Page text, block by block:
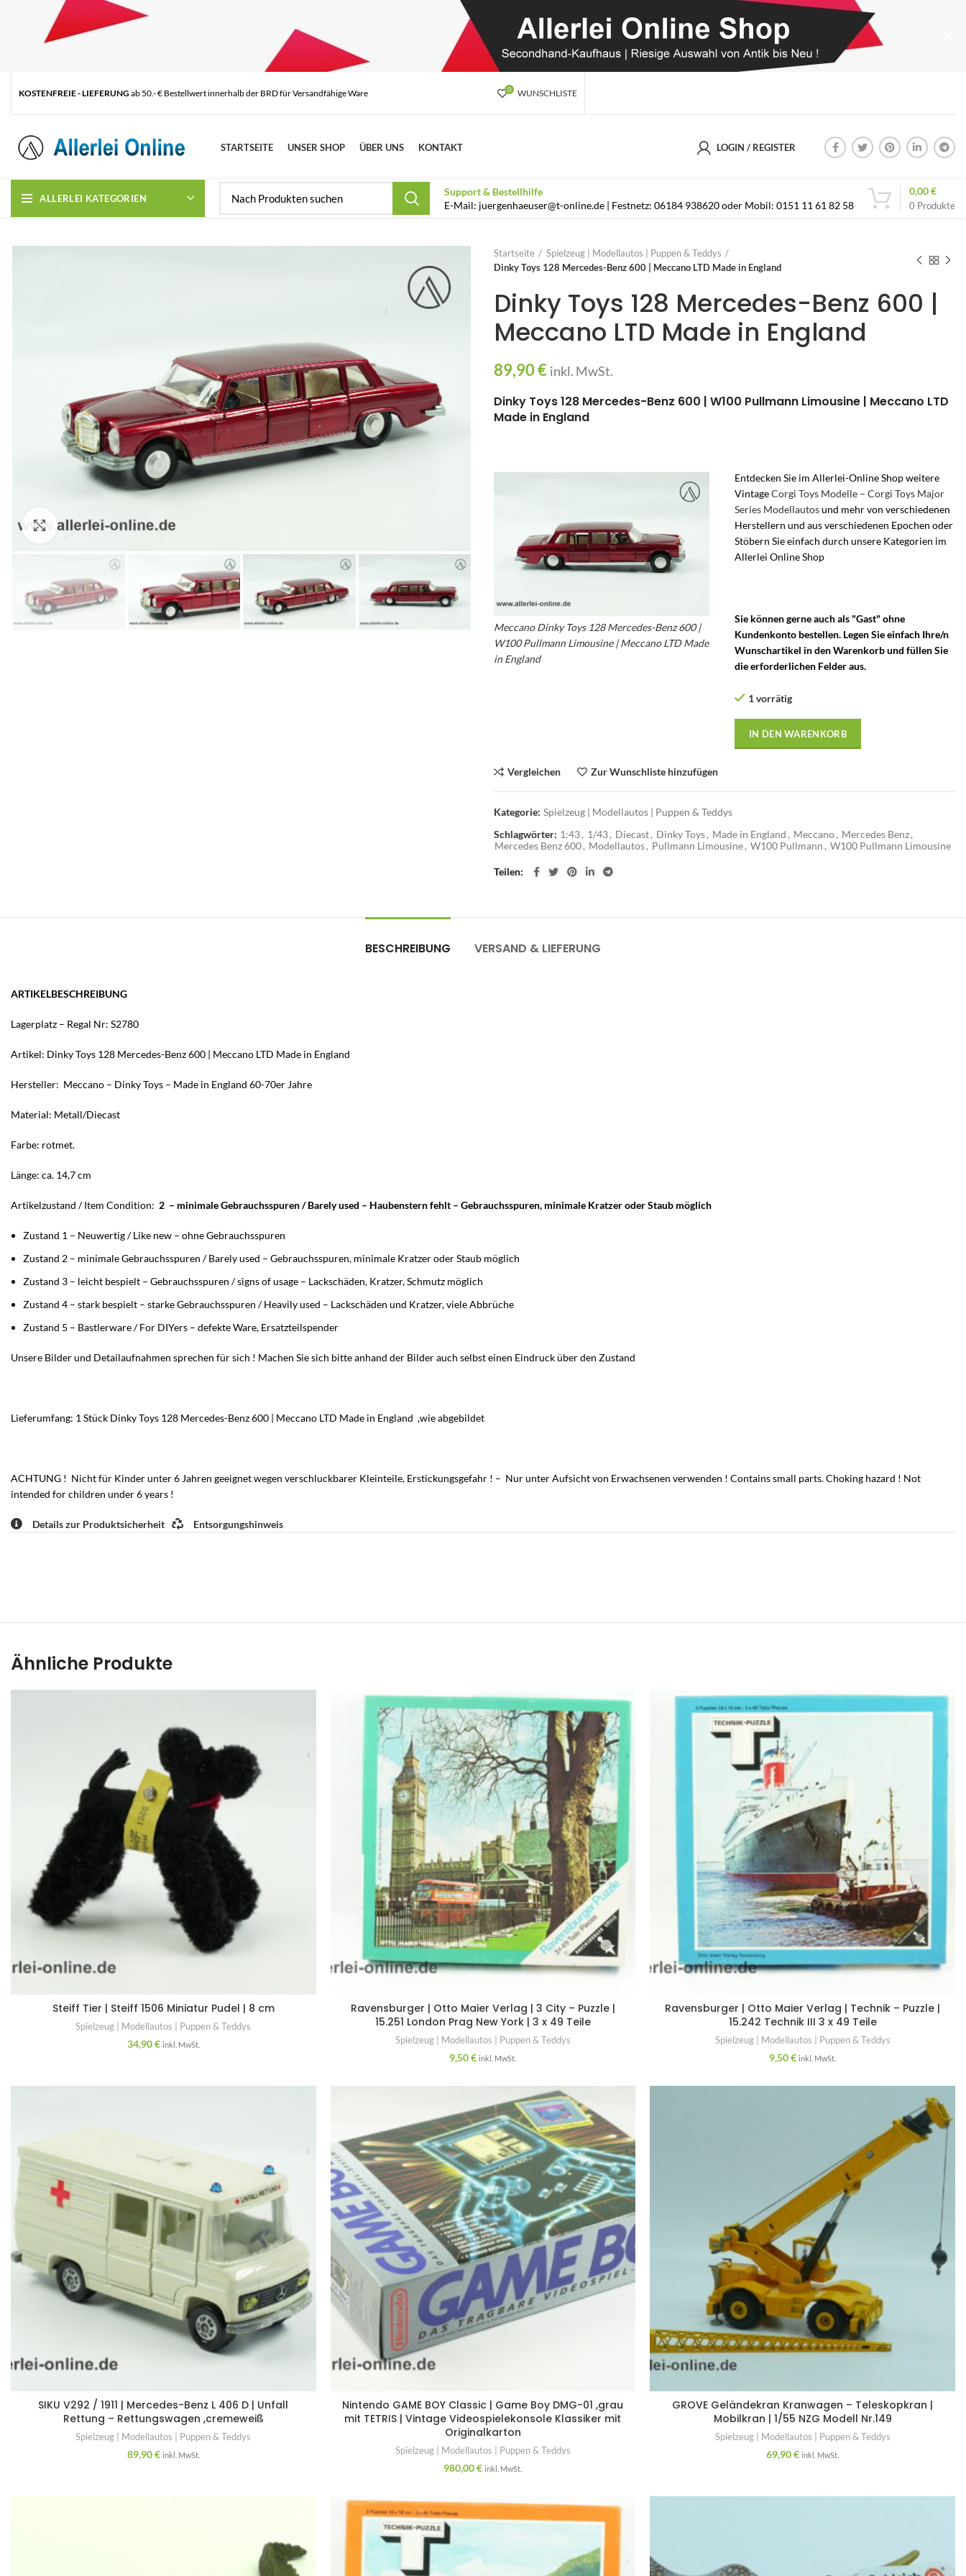
KOSTENFREIE - LIEFERUNG ab 50.- € Bestellwert innerhalb der BRD für Versandfähige Ware 0 WUNSCHLISTE
STARTSEITE UNSER SHOP ÜBER UNS KONTAKT LOGIN / REGISTER
ALLERLEI KATEGORIEN
Support & Bestellhilfe
E-Mail: juergenhaeuser@t-online.de | Festnetz: 06184 938620 oder Mobil: 0151 11 61 82 58
0 Produkte
0,00€
Zum Vergrößern anklicken
Startseite
Spielzeug | Modellautos | Puppen & Teddys
Dinky Toys 128 Mercedes-Benz 600 | Meccano LTD Made in England
Dinky Toys 128 Mercedes-Benz 600 |
Meccano LTD Made in England
89,90€ inkl. MwSt.
Dinky Toys 128 Mercedes-Benz 600 | W100 Pullmann Limousine | Meccano LTD
Made in England
Meccano Dinky Toys 128 Mercedes-Benz 600 |
W100 Pullmann Limousine | Meccano LTD Made
in Englandim Allerlei Online Shop – Vintage
Entdecken Sie im Allerlei-Online Shop weitere
VintageCorgi Toys Modelle – Corgi Toys Major
Series Modellautosund mehr von verschiedenen
Herstellern und aus verschiedenen Epochen oder
Stöbern Sie einfach durch unsere Kategorien im
Allerlei Online Shop
Sie können gerne auch als "Gast" ohne
Kundenkonto bestellen. Legen Sie einfach Ihre/n
Wunschartikel in den Warenkorb und füllen Sie
die erforderlichen Felder aus.
1 vorrätig
IN DEN WARENKORB
Vergleichen Zur Wunschliste hinzufügen
Kategorie: Spielzeug | Modellautos | Puppen & Teddys
Schlagwörter: 1:43, 1/43, Diecast, Dinky Toys, Made in England , Meccano, Mercedes Benz,
Mercedes Benz 600, Modellautos, Pullmann Limousine, W100 Pullmann , W100 Pullmann Limousine
Teilen
BESCHREIBUNG VERSAND & LIEFERUNG
ARTIKELBESCHREIBUNG
Lagerplatz – Regal Nr: S2780
Artikel: Dinky Toys 128 Mercedes-Benz 600 | Meccano LTD Made in England
Hersteller: Meccano – Dinky Toys – Made in England 60-70er Jahre
Material: Metall/Diecast
Farbe: rotmet.
Länge: ca. 14,7 cm
Artikelzustand / Item Condition: 2 – minimale Gebrauchsspuren / Barely used – Haubenstern fehlt – Gebrauchsspuren, minimale Kratzer oder Staub möglich
Zustand 1 – Neuwertig / Like new – ohne Gebrauchsspuren
Zustand 2 – minimale Gebrauchsspuren / Barely used – Gebrauchsspuren, minimale Kratzer oder Staub möglich
Zustand 3 – leicht bespielt – Gebrauchsspuren / signs of usage – Lackschäden, Kratzer, Schmutz möglich
Zustand 4 – stark bespielt – starke Gebrauchsspuren / Heavily used – Lackschäden und Kratzer, viele Abbrüche
Zustand 5 – Bastlerware / For DIYers – defekte Ware, Ersatzteilspender
Unsere Bilder und Detailaufnahmen sprechen für sich ! Machen Sie sich bitte anhand der Bilder auch selbst einen Eindruck über den Zustand
Lieferumfang: 1 Stück Dinky Toys 128 Mercedes-Benz 600 | Meccano LTD Made in England ,wie abgebildet
ACHTUNG ! Nicht für Kinder unter 6 Jahren geeignet wegen verschluckbarer Kleinteile, Erstickungsgefahr ! – Nur unter Aufsicht von Erwachsenen verwenden ! Contains small parts. Choking hazard ! Not
intended for children under 6 years !
Details zur Produktsicherheit Entsorgungshinweis
Ähnliche Produkte
Steiff Tier | Steiff 1506 Miniatur Pudel | 8 cm
Spielzeug | Modellautos | Puppen & Teddys
34,90€ inkl. MwSt.
Ravensburger | Otto Maier Verlag | 3 City – Puzzle |
15.251 London Prag New York | 3 x 49 Teile
Spielzeug | Modellautos | Puppen & Teddys
9,50€ inkl. MwSt.
Ravensburger | Otto Maier Verlag | Technik – Puzzle |
15.242 Technik III 3 x 49 Teile
Spielzeug | Modellautos | Puppen & Teddys
9,50€ inkl. MwSt.
SIKU V292 / 1911 | Mercedes-Benz L 406 D | Unfall
Rettung – Rettungswagen ,cremeweiß
Spielzeug | Modellautos | Puppen & Teddys
89,90€ inkl. MwSt.
Nintendo GAME BOY Classic | Game Boy DMG-01 ,grau
mit TETRIS | Vintage Videospielekonsole Klassiker mit
Originalkarton
Spielzeug | Modellautos | Puppen & Teddys
980,00€ inkl. MwSt.
GROVE Geländekran Kranwagen – Teleskopkran |
Mobilkran | 1/55 NZG Modell Nr.149
Spielzeug | Modellautos | Puppen & Teddys
69,90€ inkl. MwSt.